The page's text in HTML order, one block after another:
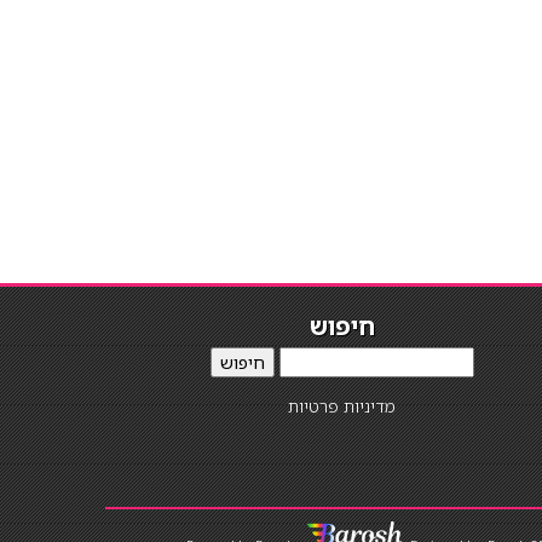
חיפוש
חיפוש
מדיניות פרטיות